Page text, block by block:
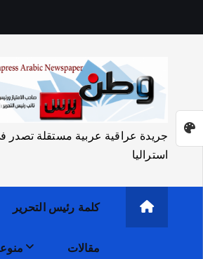
جريدة عراقية عربية مستقلة تصدر
استراليا
كلمة رئيس التحرير
مقالات